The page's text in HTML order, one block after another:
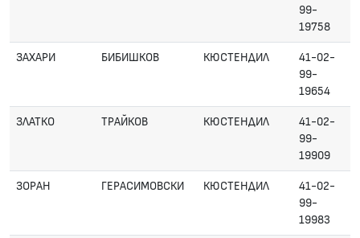
99-
19758
ЗАХАРИ БИБИШКОВ КЮСТЕНДИЛ
41-02-
99-
19654
ЗЛАТКО ТРАЙКОВ КЮСТЕНДИЛ
41-02-
99-
19909
ЗОРАН ГЕРАСИМОВСКИ КЮСТЕНДИЛ
41-02-
99-
19983